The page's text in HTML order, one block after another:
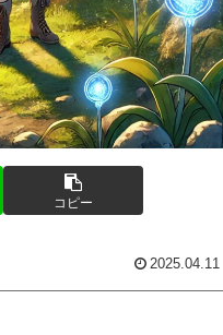
コピー
2025.04.11